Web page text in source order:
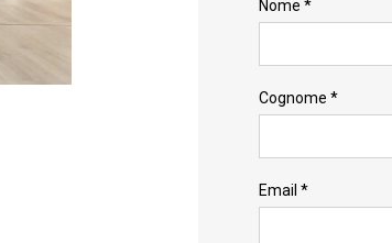
Nome *
Cognome *
Email *